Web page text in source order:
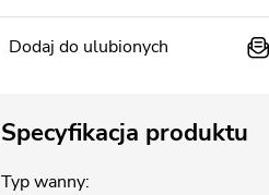
Dodaj do ulubionych
Specyfikacja produktu
Typ wanny